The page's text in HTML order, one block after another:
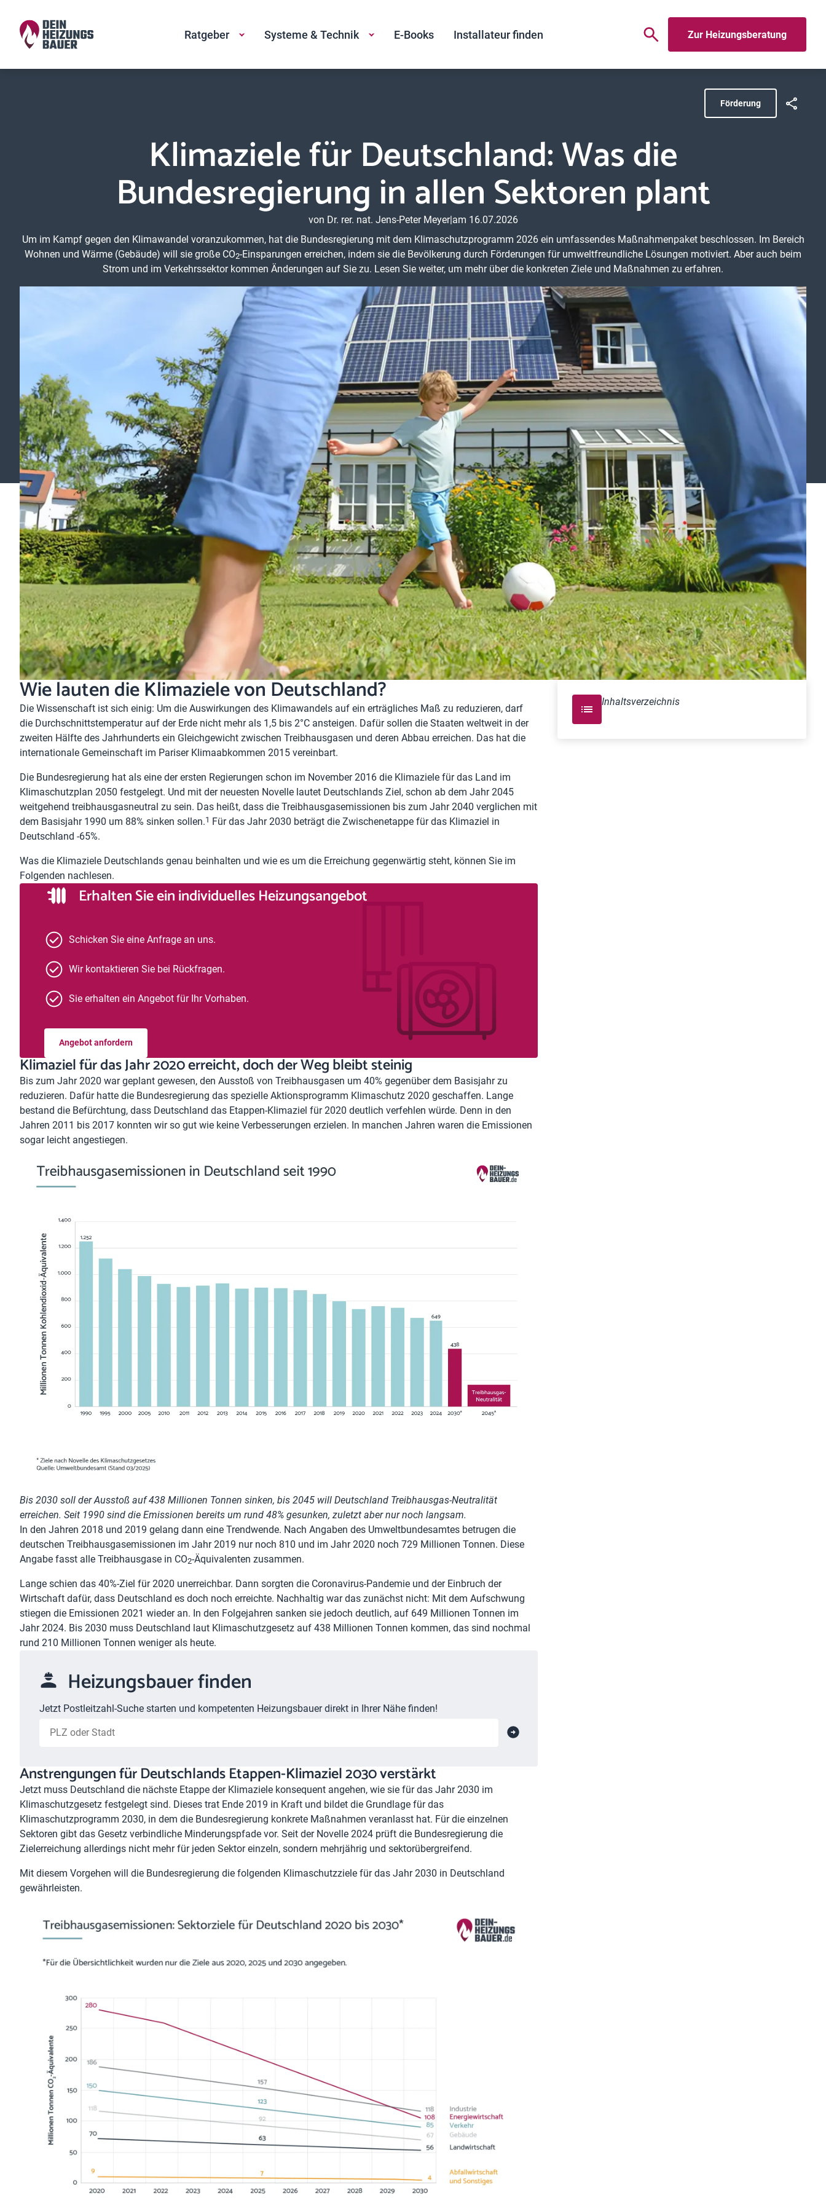
Ratgeber Systeme & Technik E-Books Installateur finden Zur Heizungsberatung
Förderung
Klimaziele für Deutschland: Was die
Bundesregierung in allen Sektoren plant
von Dr. rer. nat. Jens-Peter Meyer|am 16.07.2026
Um im Kampf gegen den Klimawandel voranzukommen, hat die Bundesregierung mit dem Klimaschutzprogramm 2026 ein umfassendes Maßnahmenpaket beschlossen. Im Bereich
Wohnen und Wärme (Gebäude) will sie große CO2-Einsparungen erreichen, indem sie die Bevölkerung durch Förderungen für umweltfreundliche Lösungen motiviert. Aber auch beim
Strom und im Verkehrssektor kommen Änderungen auf Sie zu. Lesen Sie weiter, um mehr über die konkreten Ziele und Maßnahmen zu erfahren.
Inhaltsverzeichnis
Wie lauten die Klimaziele von Deutschland?
Die Wissenschaft ist sich einig: Um die Auswirkungen des Klimawandels auf ein erträgliches Maß zu reduzieren, darf
die Durchschnittstemperatur auf der Erde nicht mehr als 1,5 bis 2°C ansteigen. Dafür sollen die Staaten weltweit in der
zweiten Hälfte des Jahrhunderts ein Gleichgewicht zwischen Treibhausgasen und deren Abbau erreichen. Das hat die
internationale Gemeinschaft im Pariser Klimaabkommen 2015 vereinbart.
Die Bundesregierung hat als eine der ersten Regierungen schon im November 2016 die Klimaziele für das Land im
Klimaschutzplan 2050 festgelegt. Und mit der neuesten Novelle lautet Deutschlands Ziel, schon ab dem Jahr 2045
weitgehend treibhausgasneutral zu sein. Das heißt, dass die Treibhausgasemissionen bis zum Jahr 2040 verglichen mit
dem Basisjahr 1990 um 88% sinken sollen.1 Für das Jahr 2030 beträgt die Zwischenetappe für das Klimaziel in
Deutschland -65%.
Was die Klimaziele Deutschlands genau beinhalten und wie es um die Erreichung gegenwärtig steht, können Sie im
Folgenden nachlesen.
Erhalten Sie ein individuelles Heizungsangebot
Schicken Sie eine Anfrage an uns.
Wir kontaktieren Sie bei Rückfragen.
Sie erhalten ein Angebot für Ihr Vorhaben.
Angebot anfordern
Klimaziel für das Jahr 2020 erreicht, doch der Weg bleibt steinig
Bis zum Jahr 2020 war geplant gewesen, den Ausstoß von Treibhausgasen um 40% gegenüber dem Basisjahr zu
reduzieren. Dafür hatte die Bundesregierung das spezielle Aktionsprogramm Klimaschutz 2020 geschaffen. Lange
bestand die Befürchtung, dass Deutschland das Etappen-Klimaziel für 2020 deutlich verfehlen würde. Denn in den
Jahren 2011 bis 2017 konnten wir so gut wie keine Verbesserungen erzielen. In manchen Jahren waren die Emissionen
sogar leicht angestiegen.
Bis 2030 soll der Ausstoß auf 438 Millionen Tonnen sinken, bis 2045 will Deutschland Treibhausgas-Neutralität
erreichen. Seit 1990 sind die Emissionen bereits um rund 48% gesunken, zuletzt aber nur noch langsam.
In den Jahren 2018 und 2019 gelang dann eine Trendwende. Nach Angaben des Umweltbundesamtes betrugen die
deutschen Treibhausgasemissionen im Jahr 2019 nur noch 810 und im Jahr 2020 noch 729 Millionen Tonnen. Diese
Angabe fasst alle Treibhausgase in CO2-Äquivalenten zusammen.
Lange schien das 40%-Ziel für 2020 unerreichbar. Dann sorgten die Coronavirus-Pandemie und der Einbruch der
Wirtschaft dafür, dass Deutschland es doch noch erreichte. Nachhaltig war das zunächst nicht: Mit dem Aufschwung
stiegen die Emissionen 2021 wieder an. In den Folgejahren sanken sie jedoch deutlich, auf 649 Millionen Tonnen im
Jahr 2024. Bis 2030 muss Deutschland laut Klimaschutzgesetz auf 438 Millionen Tonnen kommen, das sind nochmal
rund 210 Millionen Tonnen weniger als heute.
Heizungsbauer finden
Jetzt Postleitzahl-Suche starten und kompetenten Heizungsbauer direkt in Ihrer Nähe finden!
Anstrengungen für Deutschlands Etappen-Klimaziel 2030 verstärkt
Jetzt muss Deutschland die nächste Etappe der Klimaziele konsequent angehen, wie sie für das Jahr 2030 im
Klimaschutzgesetz festgelegt sind. Dieses trat Ende 2019 in Kraft und bildet die Grundlage für das
Klimaschutzprogramm 2030, in dem die Bundesregierung konkrete Maßnahmen veranlasst hat. Für die einzelnen
Sektoren gibt das Gesetz verbindliche Minderungspfade vor. Seit der Novelle 2024 prüft die Bundesregierung die
Zielerreichung allerdings nicht mehr für jeden Sektor einzeln, sondern mehrjährig und sektorübergreifend.
Mit diesem Vorgehen will die Bundesregierung die folgenden Klimaschutzziele für das Jahr 2030 in Deutschland
gewährleisten.